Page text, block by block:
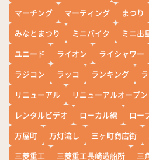
マーチング
マーティング まつり
みなとまつり
ミニバイク ミニ出
ユニード
ライオン ライシャワー
ラジコン
ラッコ ランキング
リニューアル
リニューアルオープン
レンタルビデオ
ローカル線 ロー
万屋町
万灯流し 三ヶ町商店街
三菱重工
三菱重工長崎造船所 三